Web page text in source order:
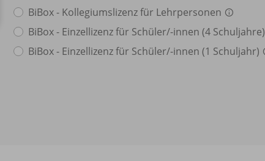
BiBox - Kollegiumslizenz für Lehrpersonen
BiBox - Einzellizenz für Schüler/-innen (4 Schuljahre)
BiBox - Einzellizenz für Schüler/-innen (1 Schuljahr)